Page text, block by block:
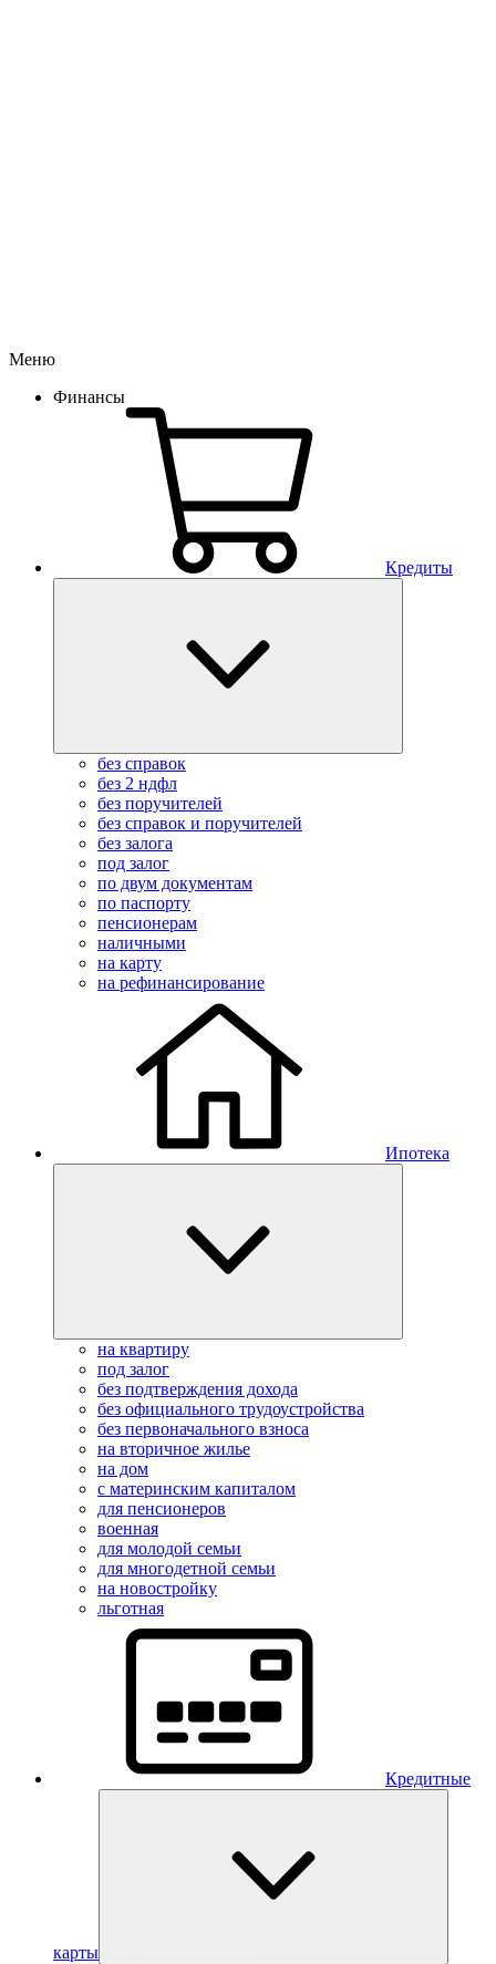
Меню
Финансы
Кредиты
без справок
без 2 ндфл
без поручителей
без справок и поручителей
без залога
под залог
по двум документам
по паспорту
пенсионерам
наличными
на карту
на рефинансирование
Ипотека
на квартиру
под залог
без подтверждения дохода
без официального трудоустройства
без первоначального взноса
на вторичное жилье
на дом
с материнским капиталом
для пенсионеров
военная
для молодой семьи
для многодетной семьи
на новостройку
льготная
Кредитные
карты